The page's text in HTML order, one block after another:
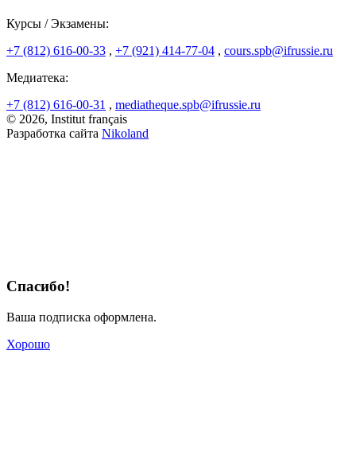
Курсы / Экзамены:
+7 (812) 616-00-33 , +7 (921) 414-77-04 , cours.spb@ifrussie.ru
Медиатека:
+7 (812) 616-00-31 , mediatheque.spb@ifrussie.ru
© 2026, Institut français
Разработка сайта Nikoland
Спасибо!
Ваша подписка оформлена.
Хорошо